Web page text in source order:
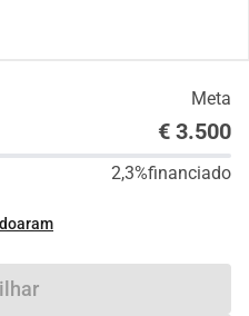
Meta
€ 3.500
2,3%financiado